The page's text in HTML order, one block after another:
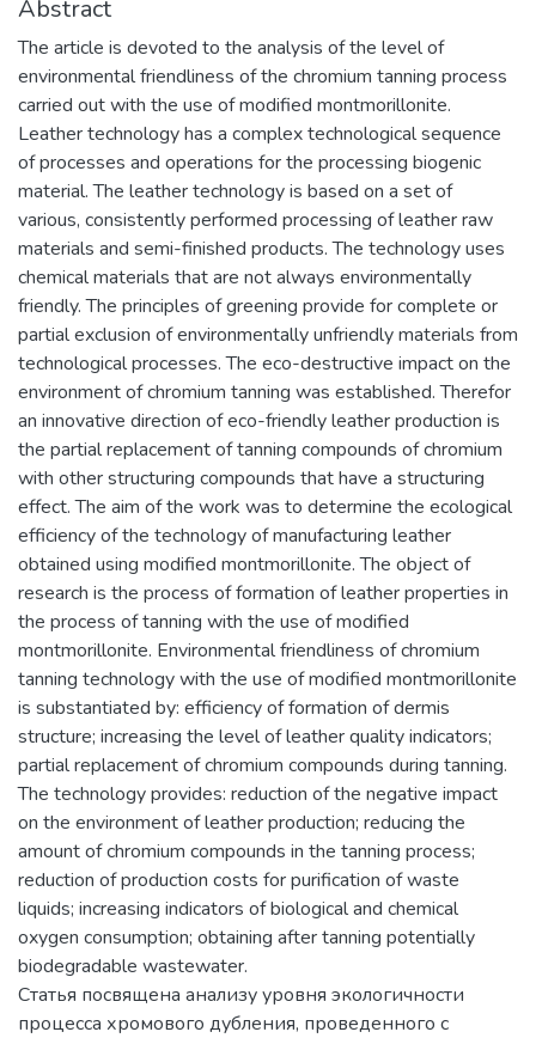
Abstract
The article is devoted to the analysis of the level of
environmental friendliness of the chromium tanning process
carried out with the use of modified montmorillonite.
Leather technology has a complex technological sequence
of processes and operations for the processing biogenic
material. The leather technology is based on a set of
various, consistently performed processing of leather raw
materials and semi-finished products. The technology uses
chemical materials that are not always environmentally
friendly. The principles of greening provide for complete or
partial exclusion of environmentally unfriendly materials from
technological processes. The eco-destructive impact on the
environment of chromium tanning was established. Therefor
an innovative direction of eco-friendly leather production is
the partial replacement of tanning compounds of chromium
with other structuring compounds that have a structuring
effect. The aim of the work was to determine the ecological
efficiency of the technology of manufacturing leather
obtained using modified montmorillonite. The object of
research is the process of formation of leather properties in
the process of tanning with the use of modified
montmorillonite. Environmental friendliness of chromium
tanning technology with the use of modified montmorillonite
is substantiated by: efficiency of formation of dermis
structure; increasing the level of leather quality indicators;
partial replacement of chromium compounds during tanning.
The technology provides: reduction of the negative impact
on the environment of leather production; reducing the
amount of chromium compounds in the tanning process;
reduction of production costs for purification of waste
liquids; increasing indicators of biological and chemical
oxygen consumption; obtaining after tanning potentially
biodegradable wastewater.
Статья посвящена анализу уровня экологичности
процесса хромового дубления, проведенного с